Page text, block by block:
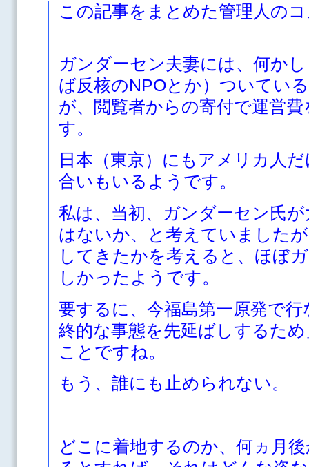
この記事をまとめた管理人の
ガンダーセン夫妻には、何か
ば反核のNPOとか）ついてい
が、閲覧者からの寄付で運営
す。
日本（東京）にもアメリカ人
合いもいるようです。
私は、当初、ガンダーセン氏
はないか、と考えていました
してきたかを考えると、ほぼ
しかったようです。
要するに、今福島第一原発で
終的な事態を先延ばしするた
ことですね。
もう、誰にも止められない。
どこに着地するのか、何ヵ月